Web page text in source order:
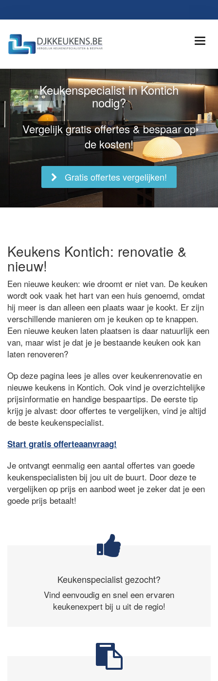
Keukenspecialist in Kontich
nodig?
Vergelijk gratis offertes & bespaar op
de kosten!
Gratis offertes vergelijken!
Keukens Kontich: renovatie &
nieuw!
Een nieuwe keuken: wie droomt er niet van. De keuken
wordt ook vaak het hart van een huis genoemd, omdat
hij meer is dan alleen een plaats waar je kookt. Er zijn
verschillende manieren om je keuken op te knappen.
Een nieuwe keuken laten plaatsen is daar natuurlijk een
van, maar wist je dat je je bestaande keuken ook kan
laten renoveren?
Op deze pagina lees je alles over keukenrenovatie en
nieuwe keukens in Kontich. Ook vind je overzichtelijke
prijsinformatie en handige bespaartips. De eerste tip
krijg je alvast: door offertes te vergelijken, vind je altijd
de beste keukenspecialist.
Start gratis offerteaanvraag!
Je ontvangt eenmalig een aantal offertes van goede
keukenspecialisten bij jou uit de buurt. Door deze te
vergelijken op prijs en aanbod weet je zeker dat je een
goede prijs betaalt!
Keukenspecialist gezocht?
Vind eenvoudig en snel een ervaren
keukenexpert bij u uit de regio!